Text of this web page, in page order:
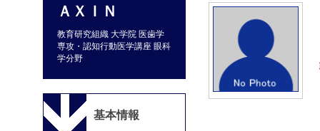
ＡＸＩＮ
教育研究組織 大学院 医歯学
専攻・認知行動医学講座 眼科
学分野
基本情報